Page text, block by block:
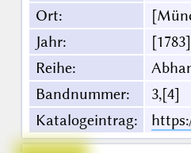
Ort:
Jahr:
[1783]
Reihe:
Bandnummer:
3,[4]
Katalogeintrag: